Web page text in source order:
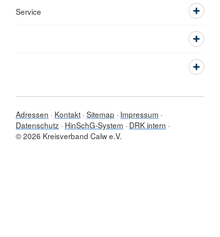
Service
Adressen Kontakt Sitemap
Impressum
Datenschutz
HinSchG-System
DRK intern
© 2026 Kreisverband Calw e.V.